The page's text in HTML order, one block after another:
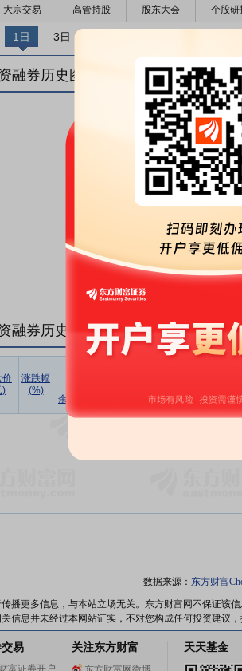
大宗交易 高管持股 股东大会 个股研
1日 3日
融券历史图(
融券历史数据(1 日)
价
)
涨跌幅
(%)
余额(元)
买入额
(元)
偿还额
(元)
数据来源： 东方财富
播更多信息，与本站立场无关。东方财富网不保证该
信息并未经过本网站证实，不对您构成任何投资建议，
易
富证券开户
关注东方财富 天天基金